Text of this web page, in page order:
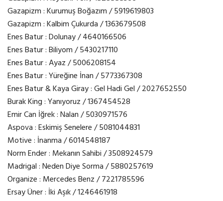
Gazapizm : Kurumuş Boğazım / 5919619803
Gazapizm : Kalbim Çukurda / 1363679508
Enes Batur : Dolunay / 4640166506
Enes Batur : Biliyom / 5430217110
Enes Batur : Ayaz / 5006208154
Enes Batur : Yüreğine İnan / 5773367308
Enes Batur & Kaya Giray : Gel Hadi Gel / 2027652550
Burak King : Yanıyoruz / 1367454528
Emir Can İğrek : Nalan / 5030971576
Aspova : Eskimiş Senelere / 5081044831
Motive : İnanma / 6014548187
Norm Ender : Mekanın Sahibi / 3508924579
Madrigal : Neden Diye Sorma / 5880257619
Organize : Mercedes Benz / 7221785596
Ersay Üner : İki Aşık / 1246461918